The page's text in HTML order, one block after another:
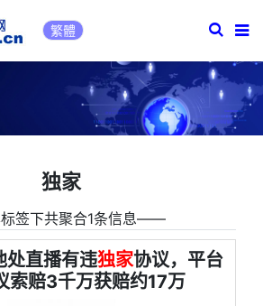
繁體
独家
签下共聚合1条信息――
处直播有违独家协议，平台
索赔3千万获赔约17万